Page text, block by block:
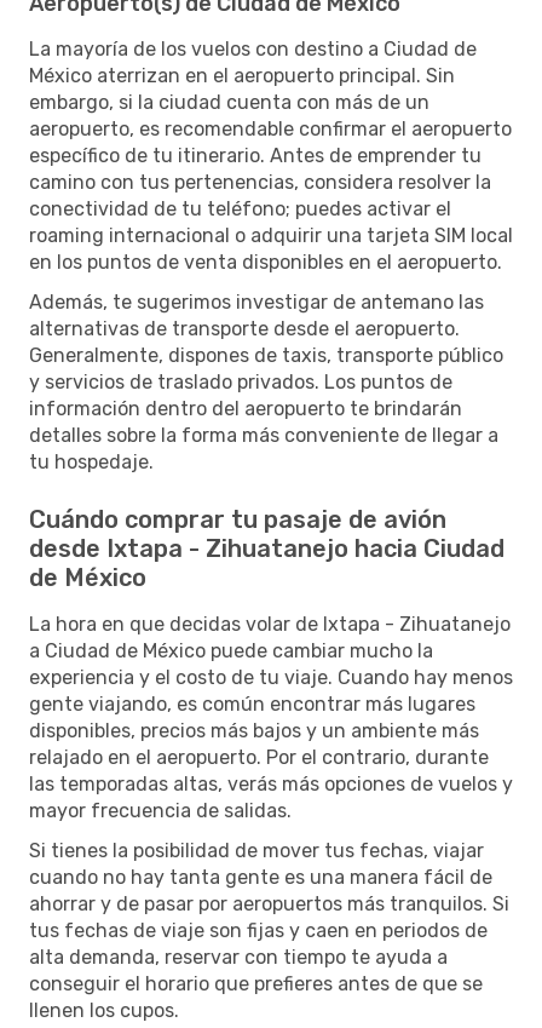
La mayoría de los vuelos con destino a Ciudad de
México aterrizan en el aeropuerto principal. Sin
embargo, si la ciudad cuenta con más de un
aeropuerto, es recomendable confirmar el aeropuerto
específico de tu itinerario. Antes de emprender tu
camino con tus pertenencias, considera resolver la
conectividad de tu teléfono; puedes activar el
roaming internacional o adquirir una tarjeta SIM local
en los puntos de venta disponibles en el aeropuerto.
Además, te sugerimos investigar de antemano las
alternativas de transporte desde el aeropuerto.
Generalmente, dispones de taxis, transporte público
y servicios de traslado privados. Los puntos de
información dentro del aeropuerto te brindarán
detalles sobre la forma más conveniente de llegar a
tu hospedaje.
Cuándo comprar tu pasaje de avión
desde Ixtapa - Zihuatanejo hacia Ciudad
de México
La hora en que decidas volar de Ixtapa - Zihuatanejo
a Ciudad de México puede cambiar mucho la
experiencia y el costo de tu viaje. Cuando hay menos
gente viajando, es común encontrar más lugares
disponibles, precios más bajos y un ambiente más
relajado en el aeropuerto. Por el contrario, durante
las temporadas altas, verás más opciones de vuelos y
mayor frecuencia de salidas.
Si tienes la posibilidad de mover tus fechas, viajar
cuando no hay tanta gente es una manera fácil de
ahorrar y de pasar por aeropuertos más tranquilos. Si
tus fechas de viaje son fijas y caen en periodos de
alta demanda, reservar con tiempo te ayuda a
conseguir el horario que prefieres antes de que se
llenen los cupos.